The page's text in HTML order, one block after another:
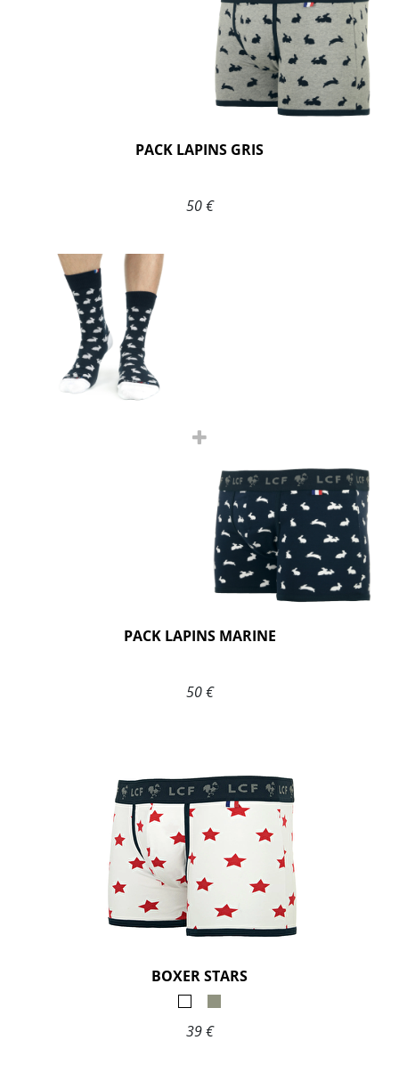
PACK LAPINS GRIS
50 €
PACK LAPINS MARINE
50 €
BOXER STARS
39 €